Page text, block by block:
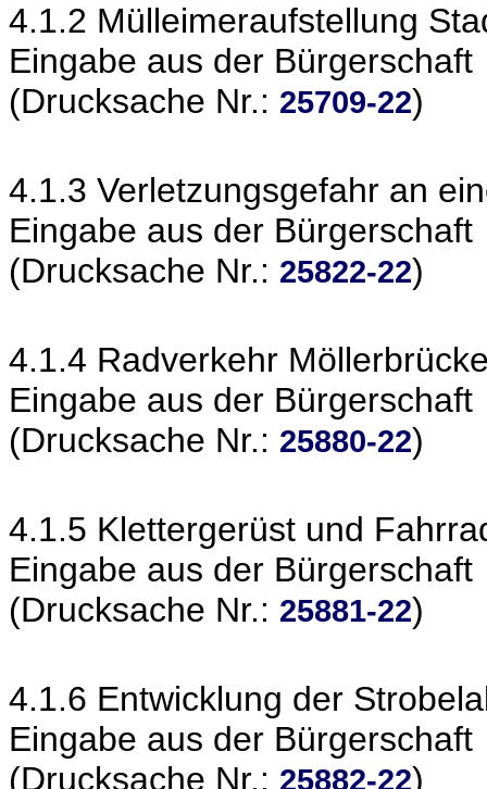
4.1.2 Mülleimeraufstellung
Eingabe aus der Bürgerschaft
(Drucksache Nr.: 25709-22)
4.1.3 Verletzungsgefahr an
Eingabe aus der Bürgerschaft
(Drucksache Nr.: 25822-22)
4.1.4 Radverkehr
Eingabe aus der Bürgerschaft
(Drucksache Nr.: 25880-22)
4.1.5 Klettergerüst und
Eingabe aus der Bürgerschaft
(Drucksache Nr.: 25881-22)
4.1.6 Entwicklung der
Eingabe aus der Bürgerschaft
(Drucksache Nr.: 25882-22)